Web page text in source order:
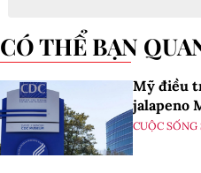
CÓ THỂ BẠN
Mỹ điều
jalapeno
CUỘC SỐNG